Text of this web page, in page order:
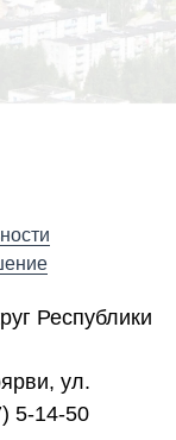
Республики
ул.
5-14-50